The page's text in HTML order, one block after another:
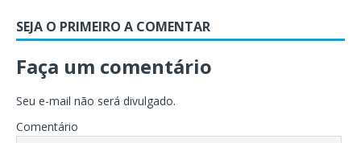
SEJA O PRIMEIRO A COMENTAR
Faça um comentário
Seu e-mail não será divulgado.
Comentário